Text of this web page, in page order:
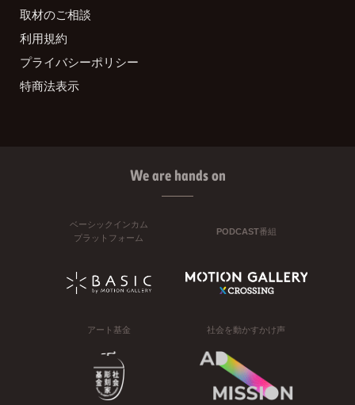
取材のご相談
利用規約
プライバシーポリシー
特商法表示
We are hands on
ベーシックインカム
プラットフォーム
PODCAST番組
アート基金 社会を動かすかけ声